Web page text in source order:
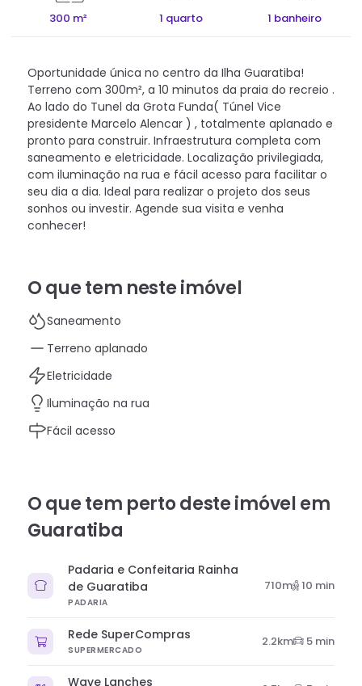
300 m² 1 quarto 1 banheiro
Oportunidade única no centro da Ilha Guaratiba!
Terreno com 300m², a 10 minutos da praia do recreio .
Ao lado do Tunel da Grota Funda( Túnel Vice
presidente Marcelo Alencar ) , totalmente aplanado e
pronto para construir. Infraestrutura completa com
saneamento e eletricidade. Localização privilegiada,
com iluminação na rua e fácil acesso para facilitar o
seu dia a dia. Ideal para realizar o projeto dos seus
sonhos ou investir. Agende sua visita e venha
conhecer!
O que tem neste imóvel
Saneamento
Terreno aplanado
Eletricidade
Iluminação na rua
Fácil acesso
O que tem pertodeste imóvelem
Guaratiba
Padaria e Confeitaria Rainha
de Guaratiba
PADARIA
710m 10 min
Rede SuperCompras
SUPERMERCADO
2.2km 5 min
Wave Lanches